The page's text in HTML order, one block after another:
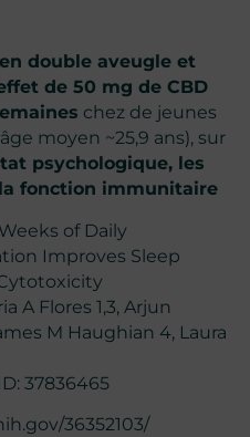
double aveugle et
de 50 mg de CBD
chez de jeunes
moyen ~25,9 ans), sur
psychologique, les
fonction immunitaire
of Daily
Improves Sleep
A Flores 1,3, Arjun
M Haughian 4, Laura
37836465
36352103/